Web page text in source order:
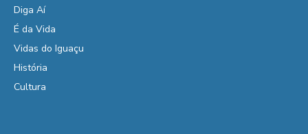
Diga Aí
É da Vida
Vidas do Iguaçu
História
Cultura